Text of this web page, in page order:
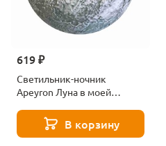
619 ₽
Светильник-ночник
Apeyron Луна в моей
В корзину